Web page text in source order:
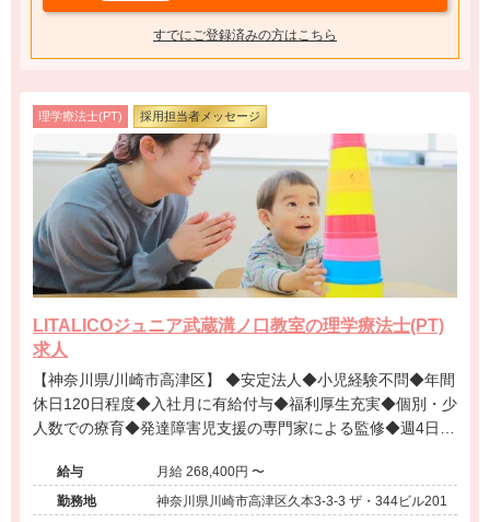
すでにご登録済みの方はこちら
理学療法士(PT) 採用担当者メッセージ
LITALICOジュニア武蔵溝ノ口教室の理学療法士(PT)
求人
【神奈川県/川崎市高津区】 ◆安定法人◆小児経験不問◆年間
休日120日程度◆入社月に有給付与◆福利厚生充実◆個別・少
人数での療育◆発達障害児支援の専門家による監修◆週4日勤
給与
月給 268,400円 〜
勤務地
神奈川県川崎市高津区久本3-3-3 ザ・344ビル201